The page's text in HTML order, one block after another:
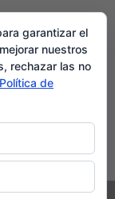
garantizar el
nuestros
rechazar las no
Política de